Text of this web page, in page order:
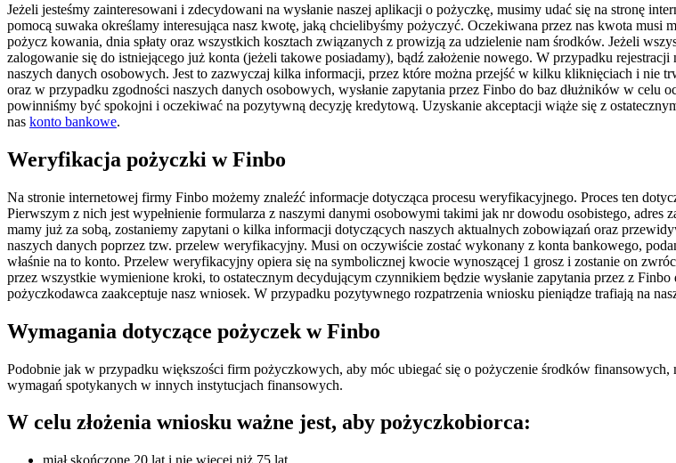
Jeżeli jesteśmy zainteresowani i zdecydowani na wysłanie naszej aplikacji o pożyczkę, musimy udać się na stronę
pomocą suwaka określamy interesująca nasz kwotę, jaką chcielibyśmy pożyczyć. Oczekiwana przez nas kwota musi
pożycz kowania, dnia spłaty oraz wszystkich kosztach związanych z prowizją za udzielenie nam środków. Jeżeli
zalogowanie się do istniejącego już konta (jeżeli takowe posiadamy), bądź założenie nowego. W przypadku
naszych danych osobowych. Jest to zazwyczaj kilka informacji, przez które można przejść w kilku kliknięciach i
oraz w przypadku zgodności naszych danych osobowych, wysłanie zapytania przez Finbo do baz dłużników w celu
powinniśmy być spokojni i oczekiwać na pozytywną decyzję kredytową. Uzyskanie akceptacji wiąże się z
nas konto bankowe.
Weryfikacja pożyczki w Finbo
Na stronie internetowej firmy Finbo możemy znaleźć informacje dotycząca procesu weryfikacyjnego. Proces ten
Pierwszym z nich jest wypełnienie formularza z naszymi danymi osobowymi takimi jak nr dowodu osobistego, adres
mamy już za sobą, zostaniemy zapytani o kilka informacji dotyczących naszych aktualnych zobowiązań oraz
naszych danych poprzez tzw. przelew weryfikacyjny. Musi on oczywiście zostać wykonany z konta bankowego,
właśnie na to konto. Przelew weryfikacyjny opiera się na symbolicznej kwocie wynoszącej 1 grosz i zostanie on
przez wszystkie wymienione kroki, to ostatecznym decydującym czynnikiem będzie wysłanie zapytania przez z
pożyczkodawca zaakceptuje nasz wniosek. W przypadku pozytywnego rozpatrzenia wniosku pieniądze trafiają na
Wymagania dotyczące pożyczek w Finbo
Podobnie jak w przypadku większości firm pożyczkowych, aby móc ubiegać się o pożyczenie środków
wymagań spotykanych w innych instytucjach finansowych.
W celu złożenia wniosku ważne jest, aby pożyczkobiorca: